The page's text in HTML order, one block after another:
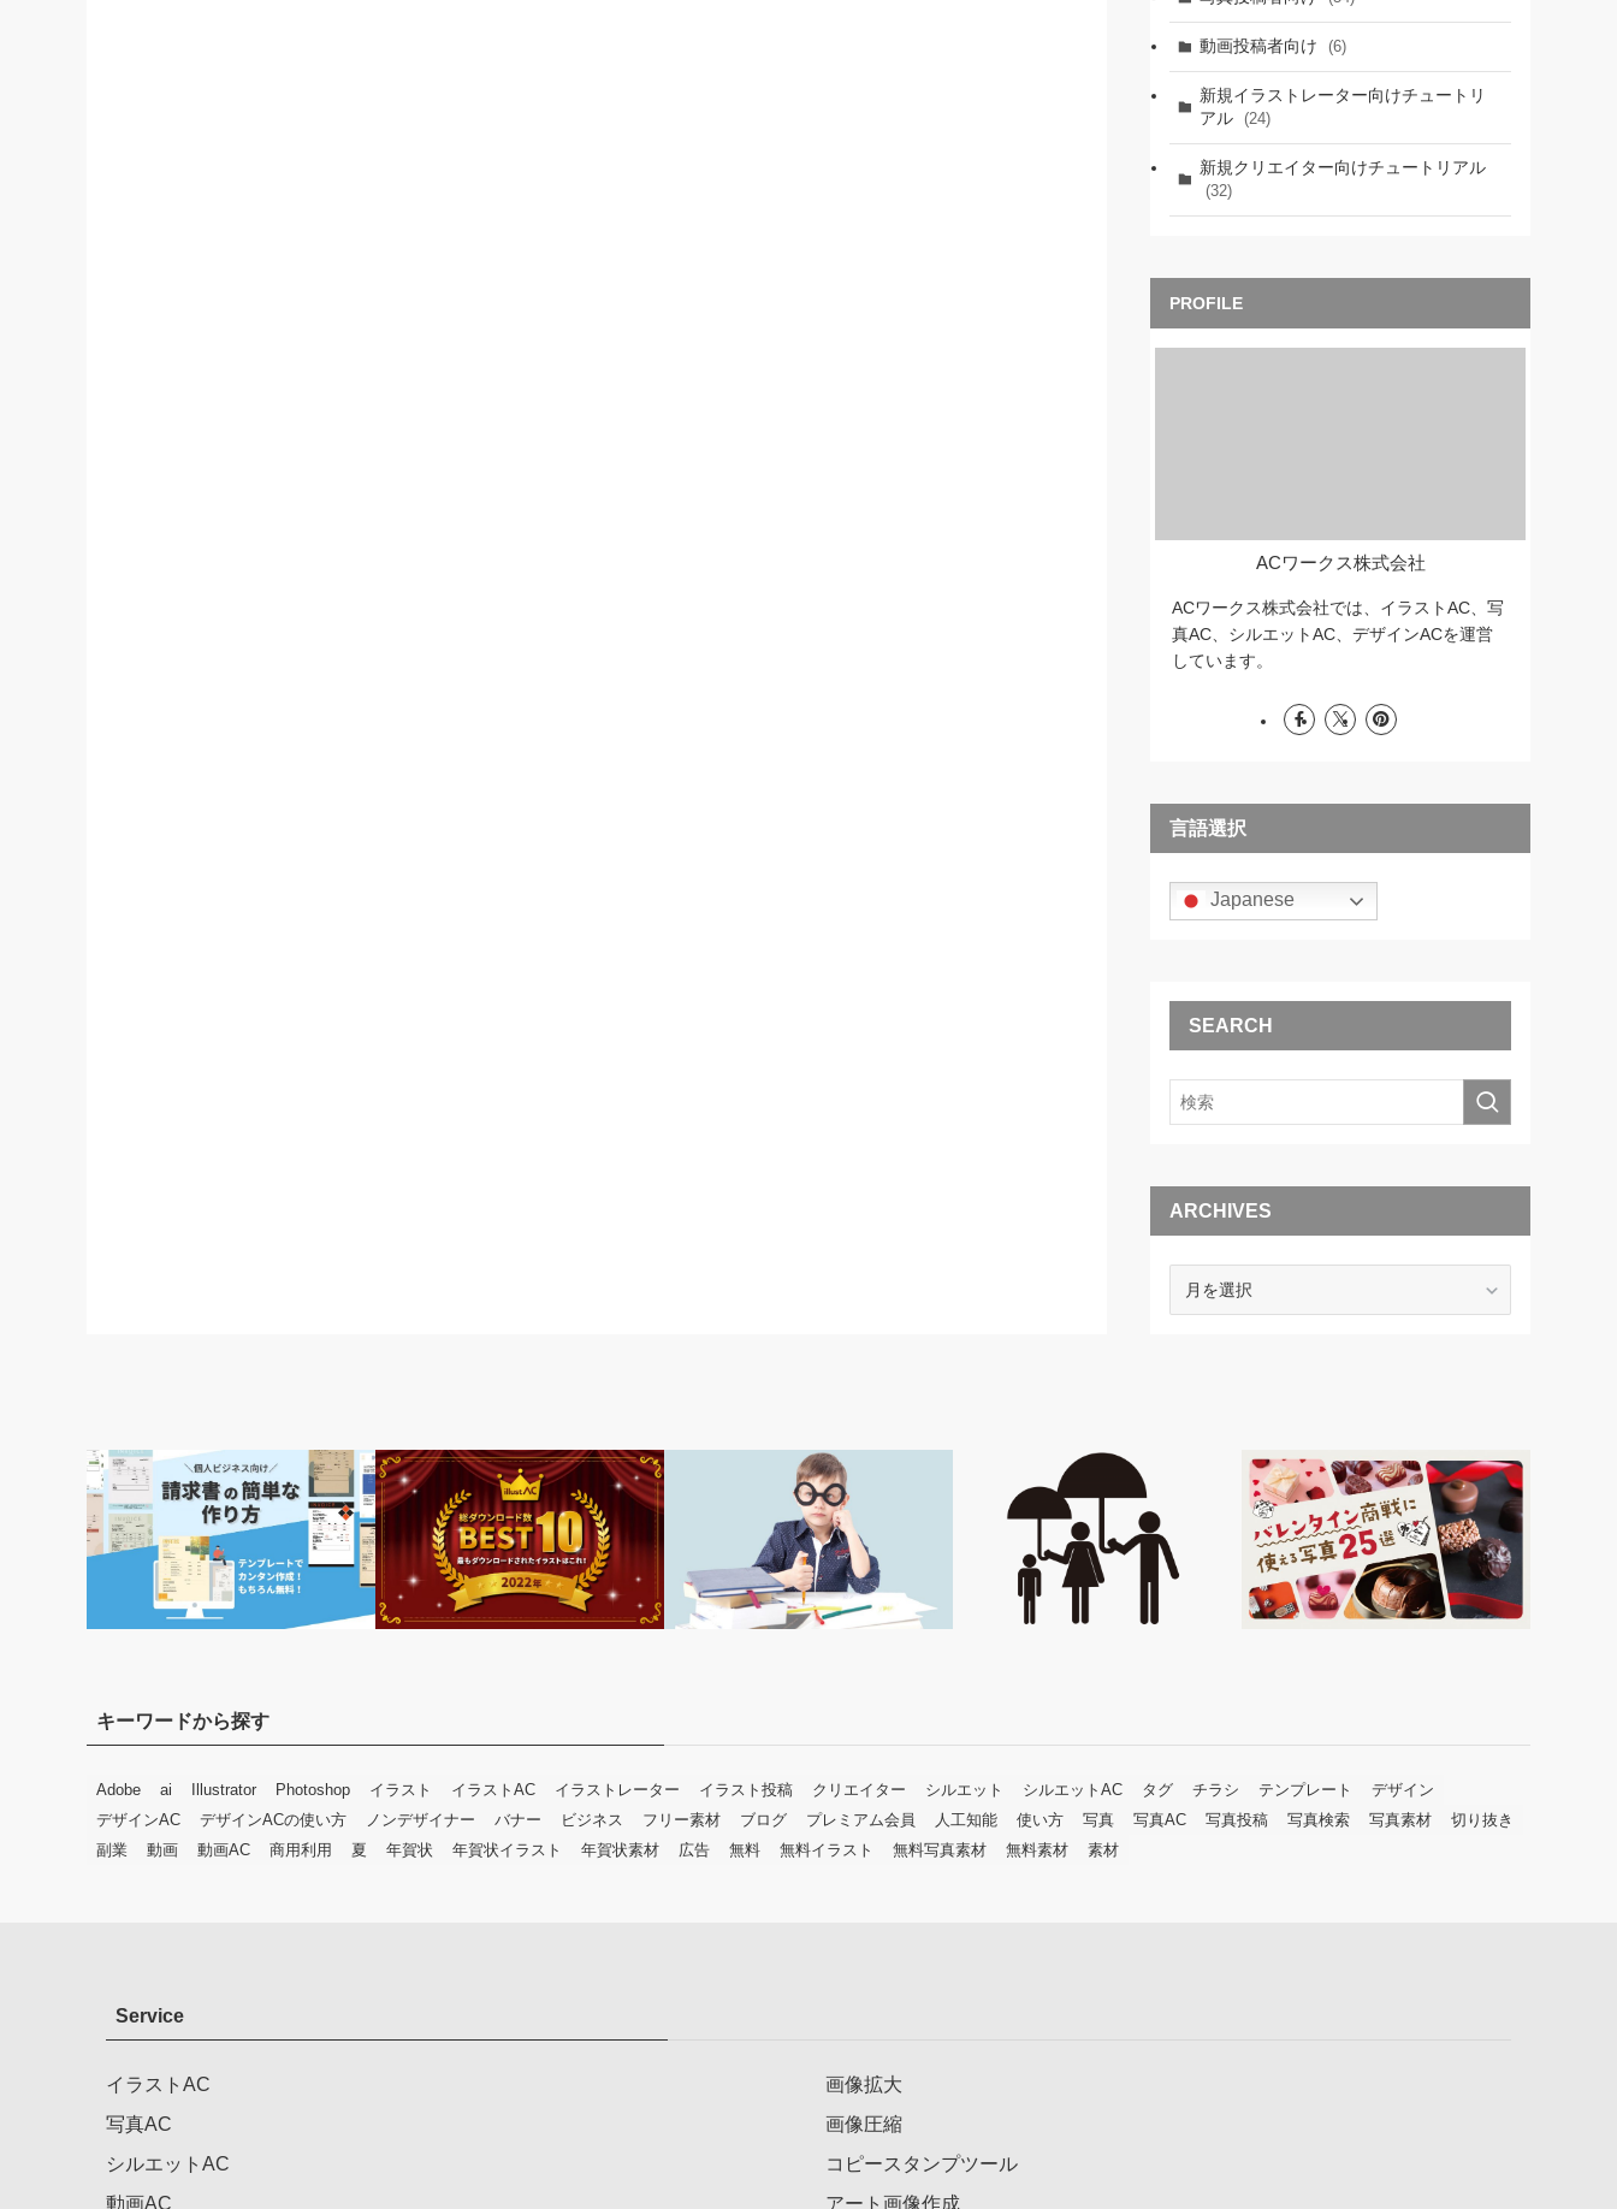
動画投稿者向け (6)
新規イラストレーター向けチュートリ
アル (24)
新規クリエイター向けチュートリアル
(32)
ACワークス株式会社
ACワークス株式会社では、イラストAC、写
真AC、シルエットAC、デザインACを運営
しています。
言語選択
Japanese
SEARCH
ARCHIVES
ARCHIVES
キーワードから探す
Adobe ai Illustrator Photoshop イラスト イラストAC イラストレーター イラスト投稿 クリエイター シルエット シルエットAC タグ チラシ テンプレート
デザイン
デザインAC
デザインACの使い方 ノンデザイナー バナー ビジネス フリー素材 ブログ プレミアム会員 人工知能 使い方 写真 写真AC 写真投稿 写真検索 写真素材
切り抜き
副業
動画 動画AC 商用利用 夏 年賀状 年賀状イラスト 年賀状素材 広告 無料 無料イラスト 無料写真素材 無料素材 素材
Service
イラストAC
写真AC
シルエットAC
動画AC
画像拡大
画像圧縮
コピースタンプツール
アート画像作成